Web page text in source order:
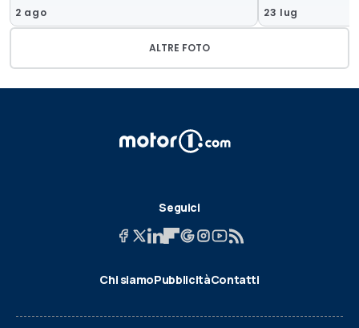
2 ago 23 lug
ALTRE FOTO
Seguici
Chi siamoPubblicitàContatti